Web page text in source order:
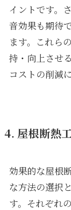
イントです。
音効果も期待
ます。これら
持・向上させ
コストの削減
4. 屋根断熱
効果的な屋根
な方法の選択
す。それぞれ